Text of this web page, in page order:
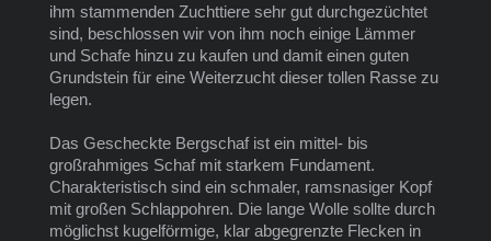
ihm stammenden Zuchttiere sehr gut durchgezüchtet
sind, beschlossen wir von ihm noch einige Lämmer
und Schafe hinzu zu kaufen und damit einen guten
Grundstein für eine Weiterzucht dieser tollen Rasse zu
legen.
Das Gescheckte Bergschaf ist ein mittel- bis
großrahmiges Schaf mit starkem Fundament.
Charakteristisch sind ein schmaler, ramsnasiger Kopf
mit großen Schlappohren. Die lange Wolle sollte durch
möglichst kugelförmige, klar abgegrenzte Flecken in